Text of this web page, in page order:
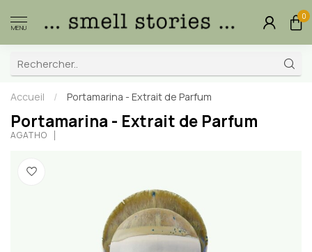
MENU
0
Accueil / Portamarina - Extrait de Parfum
Portamarina - Extrait de Parfum
AGATHO